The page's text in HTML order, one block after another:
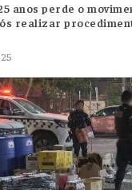
anos perde o
realizar